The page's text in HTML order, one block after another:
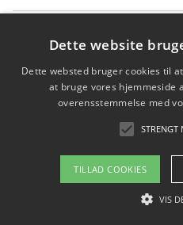
klimaændringer
Hvordan citater om fossile
Copyright
Om / kontakt
Dette website
Dette websted bruger cookies til
at bruge vores hjemmeside
overensstemmelse med
TILLAD COOKIES
VIS